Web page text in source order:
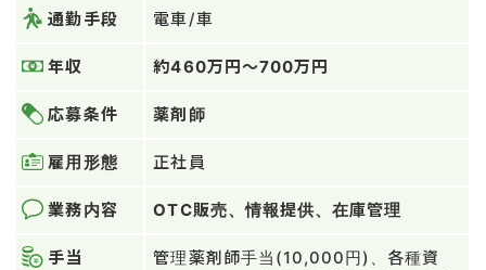
通勤手段 電車/車
年収 約460万円～700万円
応募条件 薬剤師
雇用形態 正社員
業務内容 OTC販売、情報提供、在庫管理
手当
管理薬剤師手当(10,000円)、各種資